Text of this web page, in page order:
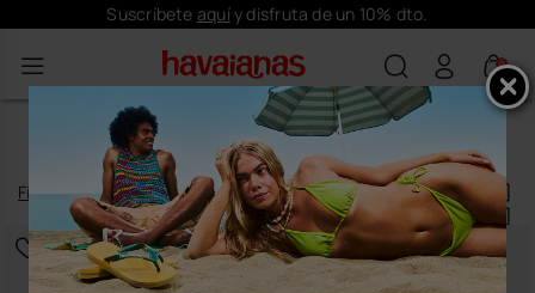
Envío gratis en todos tus pedidos
0
BLACK FRIDAY
177 productos|
Filtraryordenar